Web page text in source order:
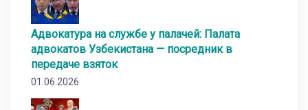
Адвокатура на службе у палачей: Палата
адвокатов Узбекистана — посредник в
передаче взяток
01.06.2026